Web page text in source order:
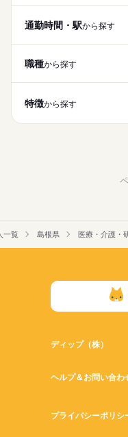
通勤時間・駅から探す
職種から探す
特徴から探す
一覧 島根県 医療・介護・
ディップ（株）
ヘルプ＆お問い合わ
プライバシーポリシ